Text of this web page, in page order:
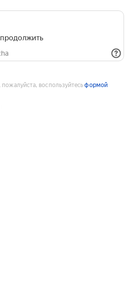
воспользуйтесьформой